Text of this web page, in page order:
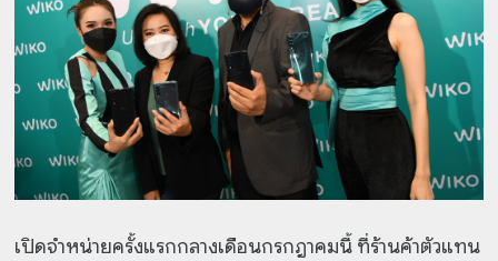
เปิดจำหน่ายครั้งแรกกลางเดือนกรกฎาคมนี้ ที่ร้านค้าตัวแทน